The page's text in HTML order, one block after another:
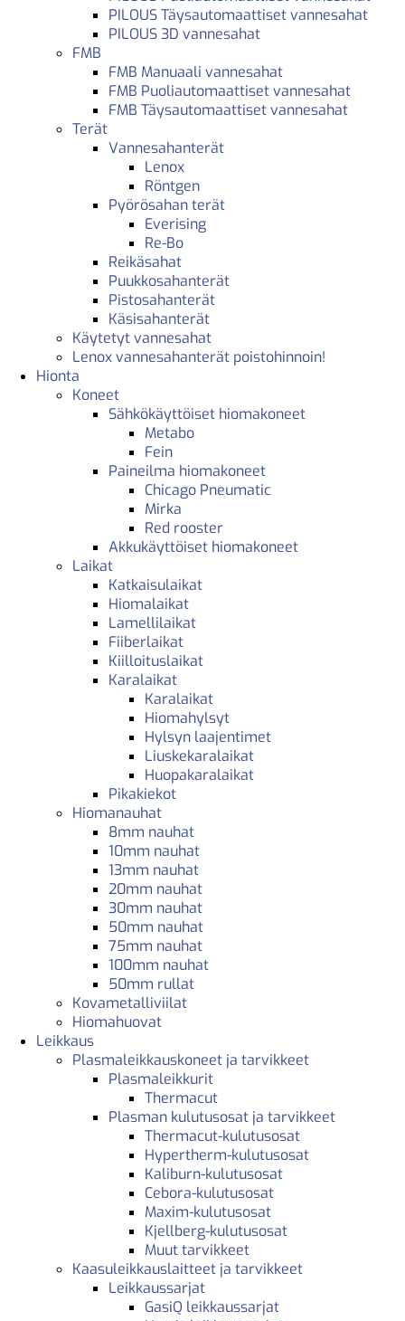
PILOUS Täysautomaattiset vannesahat
PILOUS 3D vannesahat
FMB
FMB Manuaali vannesahat
FMB Puoliautomaattiset vannesahat
FMB Täysautomaattiset vannesahat
Terät
Vannesahanterät
Lenox
Röntgen
Pyörösahan terät
Everising
Re-Bo
Reikäsahat
Puukkosahanterät
Pistosahanterät
Käsisahanterät
Käytetyt vannesahat
Lenox vannesahanterät poistohinnoin!
Hionta
Koneet
Sähkökäyttöiset hiomakoneet
Metabo
Fein
Paineilma hiomakoneet
Chicago Pneumatic
Mirka
Red rooster
Akkukäyttöiset hiomakoneet
Laikat
Katkaisulaikat
Hiomalaikat
Lamellilaikat
Fiiberlaikat
Kiilloituslaikat
Karalaikat
Karalaikat
Hiomahylsyt
Hylsyn laajentimet
Liuskekaralaikat
Huopakaralaikat
Pikakiekot
Hiomanauhat
8mm nauhat
10mm nauhat
13mm nauhat
20mm nauhat
30mm nauhat
50mm nauhat
75mm nauhat
100mm nauhat
50mm rullat
Kovametalliviilat
Hiomahuovat
Leikkaus
Plasmaleikkauskoneet ja tarvikkeet
Plasmaleikkurit
Thermacut
Plasman kulutusosat ja tarvikkeet
Thermacut-kulutusosat
Hypertherm-kulutusosat
Kaliburn-kulutusosat
Cebora-kulutusosat
Maxim-kulutusosat
Kjellberg-kulutusosat
Muut tarvikkeet
Kaasuleikkauslaitteet ja tarvikkeet
Leikkaussarjat
GasiQ leikkaussarjat